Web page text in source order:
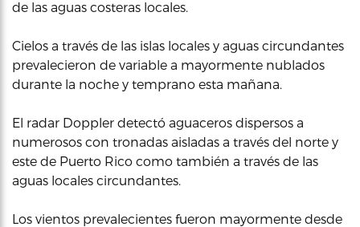
de las aguas costeras locales.
Cielos a través de las islas locales y aguas circundantes
prevalecieron de variable a mayormente nublados
durante la noche y temprano esta mañana.
El radar Doppler detectó aguaceros dispersos a
numerosos con tronadas aisladas a través del norte y
este de Puerto Rico como también a través de las
aguas locales circundantes.
Los vientos prevalecientes fueron mayormente desde